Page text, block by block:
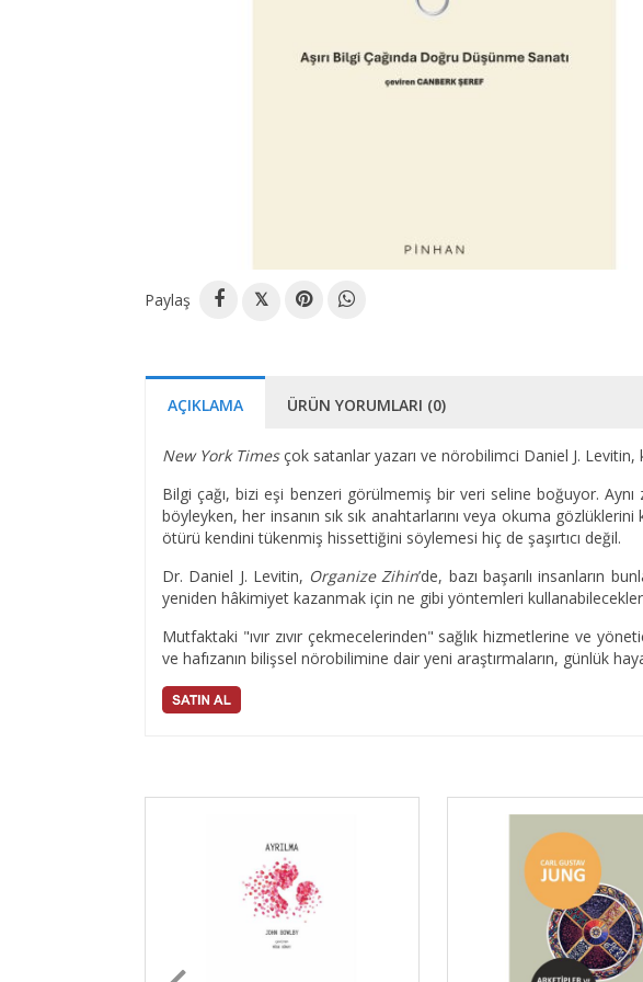
Paylaş 𝕏
AÇIKLAMA ÜRÜN YORUMLARI (0)
New York Timesçok satanlar yazarı ve nörobilimci Daniel J.
Bilgi çağı, bizi eşi benzeri görülmemiş bir veri seline boğuyor. Aynı
böyleyken, her insanın sık sık anahtarlarını veya okuma
ötürü kendini tükenmiş hissettiğini söylemesi hiç de şaşırtıcı değil.
Dr. Daniel J. Levitin, Organize Zihin’de, bazı başarılı insanların
yeniden hâkimiyet kazanmak için ne gibi yöntemleri
Mutfaktaki "ıvır zıvır çekmecelerinden" sağlık hizmetlerine ve
ve hafızanın bilişsel nörobilimine dair yeni araştırmaların, günlük